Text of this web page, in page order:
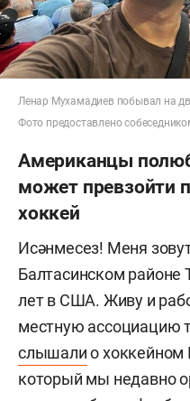
Ленар Мухамадиев побывал на
Фото предоставлено
Американцы
может превзойти
хоккей
Исәнмесез! Меня
Балтасинском районе
лет в США. Живу и
местную ассоциацию
слышалио хоккейном
который мы недавно